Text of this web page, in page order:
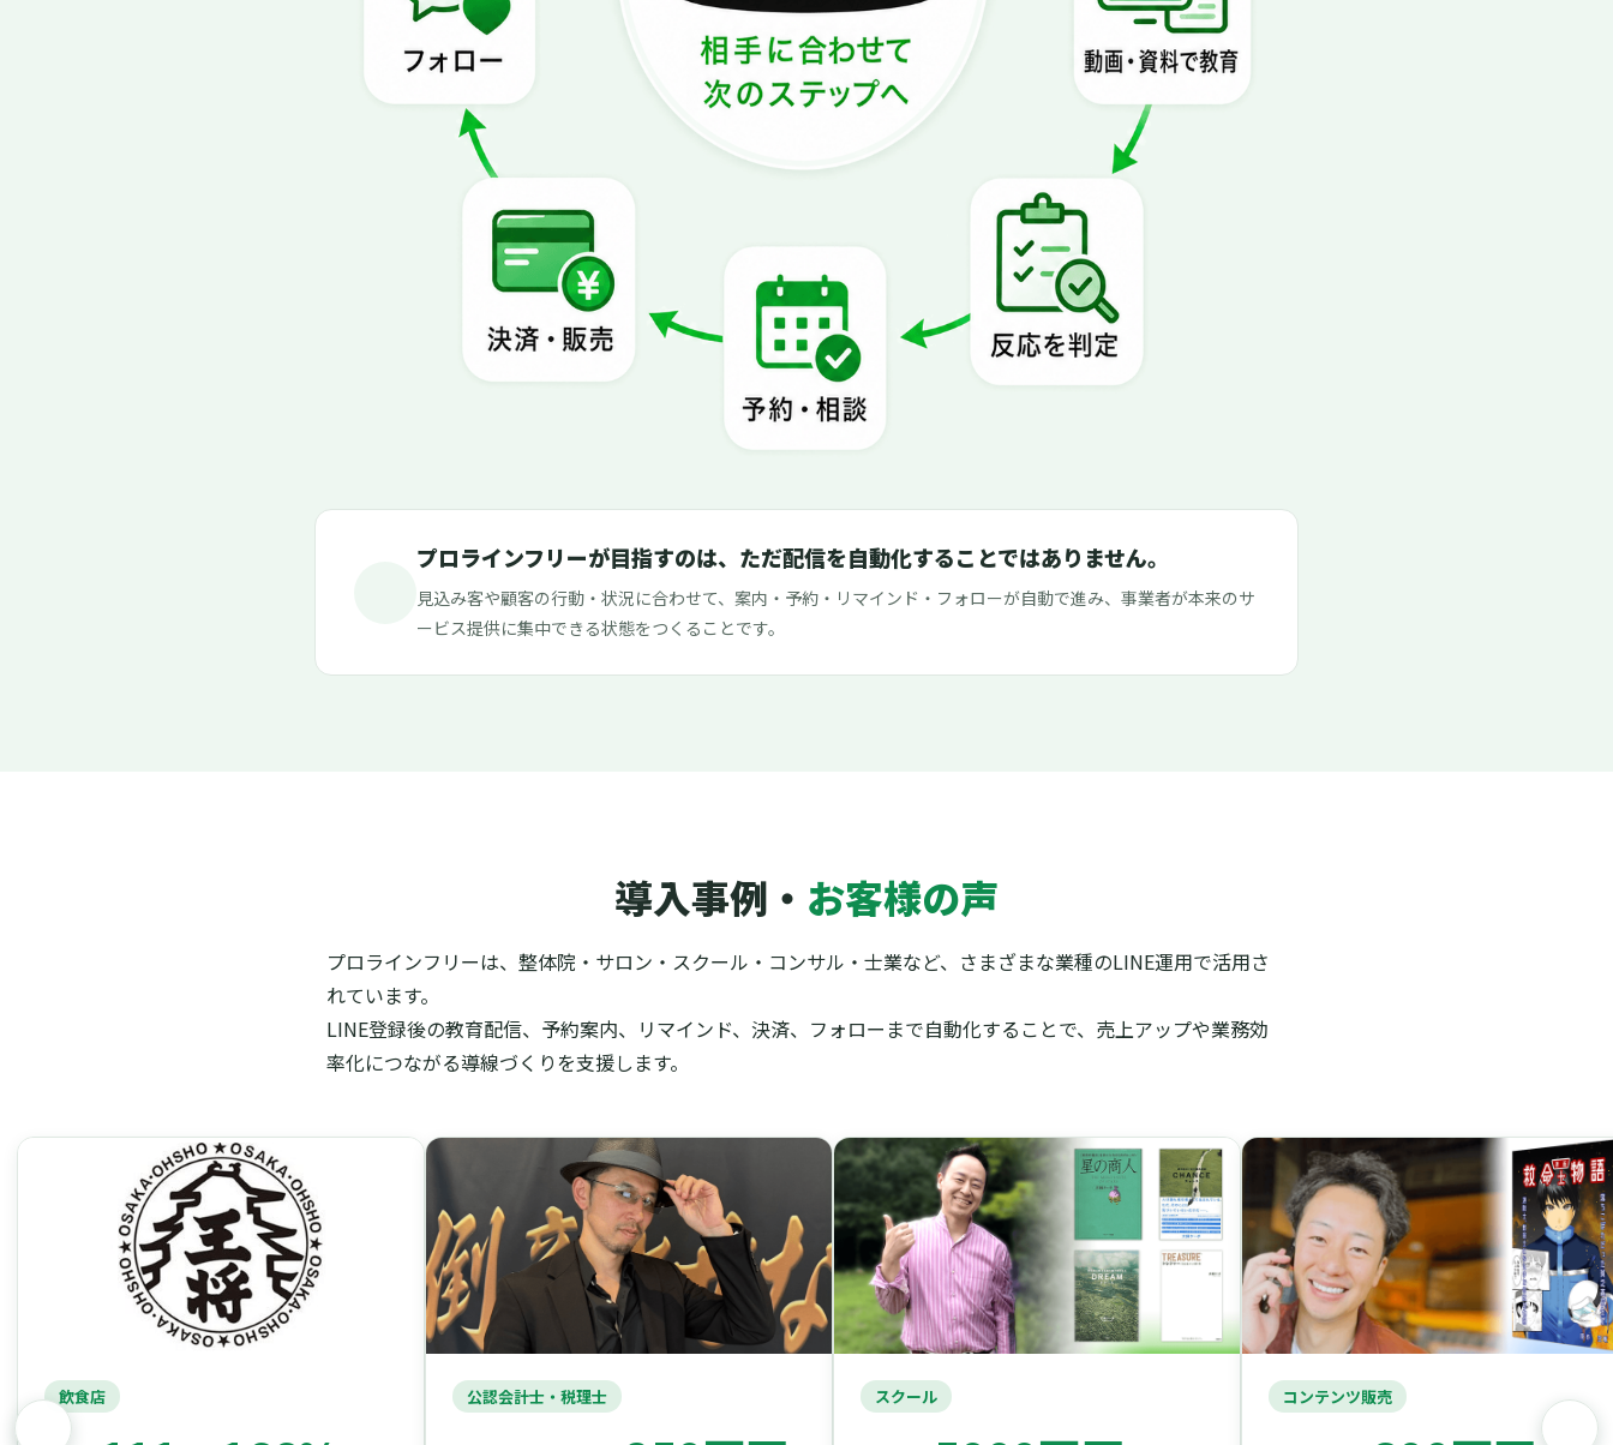
プロラインフリーが目指すのは、ただ配信を自動化することではありません。
見込み客や顧客の行動・状況に合わせて、案内・予約・リマインド・フォローが自動で進み、事業者が本来のサ
ービス提供に集中できる状態をつくることです。
導入事例・ お客様の声
プロラインフリーは、整体院・サロン・スクール・コンサル・士業など、さまざまな業種のLINE運用で活用さ
れています。
LINE登録後の教育配信、予約案内、リマインド、決済、フォローまで自動化することで、売上アップや業務効
率化につながる導線づくりを支援します。
飲食店 公認会計士・税理士 スクール コンテンツ販売